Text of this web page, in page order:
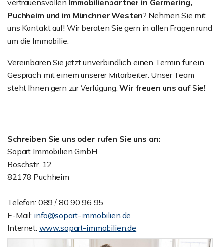
vertrauensvollen Immobilienpartner in Germering,
Puchheim und im Münchner Westen? Nehmen Sie mit
uns Kontakt auf! Wir beraten Sie gern in allen Fragen rund
um die Immobilie.
Vereinbaren Sie jetzt unverbindlich einen Termin für ein
Gespräch mit einem unserer Mitarbeiter. Unser Team
steht Ihnen gern zur Verfügung.Wir freuen uns auf Sie!
Schreiben Sie uns oder rufen Sie uns an:
Sopart Immobilien GmbH
Boschstr. 12
82178 Puchheim
Telefon: 089 / 80 90 96 95
E-Mail: info@sopart-immobilien.de
Internet: www.sopart-immobilien.de